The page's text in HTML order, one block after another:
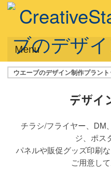
Menu
サービス概要
デザインプラン
フルデザイン
データ修正
ウエーブのデザイン制作プラン
デザイ
チラシ/フライヤー、DM
ジ、ポス
パネルや販促グッズ印刷
ご用意して